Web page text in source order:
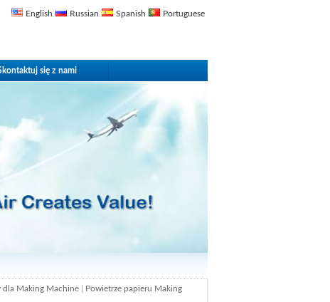
English Russian Spanish Portuguese
się z nami
dla Making Machine
Powietrze papieru Making